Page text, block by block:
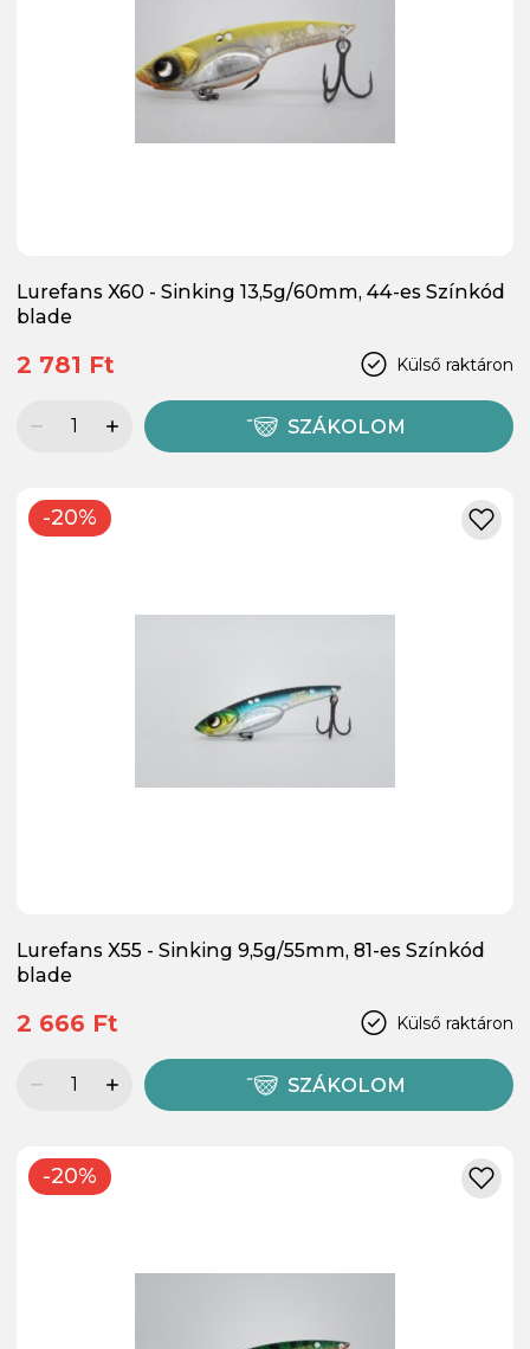
Lurefans X60 - Sinking 13,5g/60mm, 44-es Színkód
blade
Külső raktáron
2 781 Ft
SZÁKOLOM
-20%
Lurefans X55 - Sinking 9,5g/55mm, 81-es Színkód
blade
Külső raktáron
2 666 Ft
SZÁKOLOM
-20%